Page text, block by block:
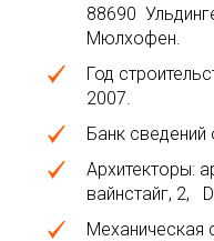
88690
Мюлхофен.
Год
2007.
Банк сведений
Архитекторы:
вайнстайг, 2,
Механическая